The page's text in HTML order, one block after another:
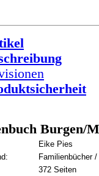
Burgen/
Eike Pies
Familienbücher
372 Seiten